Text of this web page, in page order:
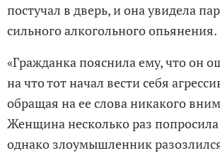
постучал в дверь, и она увидела
сильного алкогольного опьянения.
«Гражданка пояснила ему, что он
на что тот начал вести себя
обращая на ее слова никакого
Женщина несколько раз попросила
однако злоумышленник